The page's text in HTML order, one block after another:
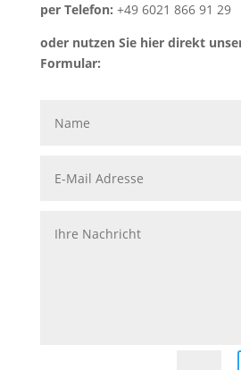
per Telefon: +49 6021 866 91 29
oder nutzen Sie hier direkt
Formular: